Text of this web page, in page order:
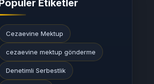
Popüler Etiketler
Cezaevine Mektup
cezaevine mektup gönderme
Denetimli Serbestlik